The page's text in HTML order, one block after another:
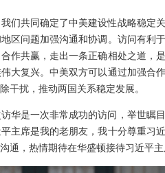
们共同确定了中美建设性战略稳定
区问题加强沟通和协调。访问有利
作共赢，走出一条正确相处之道，
大复兴。中美双方可以通过加强合
干扰，推动两国关系稳定发展。
华是一次非常成功的访问，举世瞩
主席是我的老朋友，我十分尊重习
通，热情期待在华盛顿接待习近平主